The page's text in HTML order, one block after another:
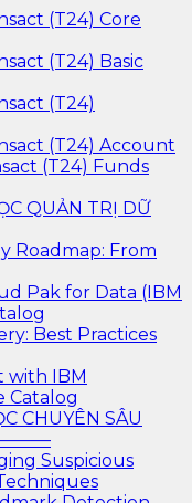
(T24) Core
(T24) Basic
(T24)
(T24) Account
(T24) Funds
QUẢN TRỊ DỮ
Roadmap: From
Pak for Data (IBM
Best Practices
with IBM
Catalog
SÂU
Suspicious